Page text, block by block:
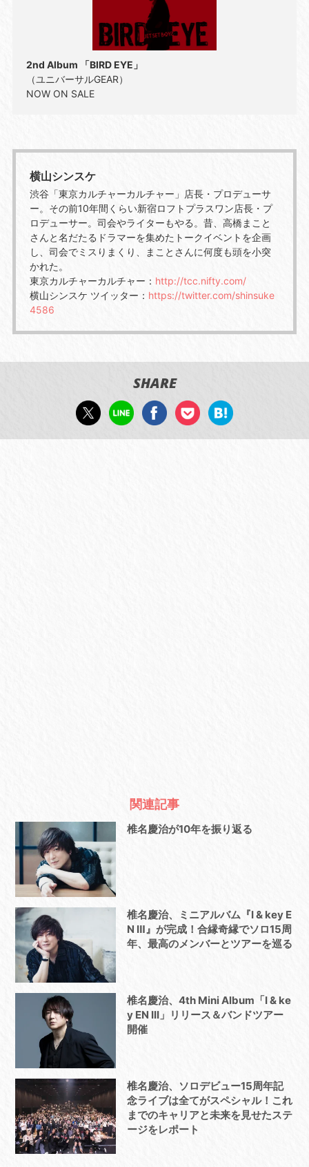
2nd Album 「BIRD EYE」
（ユニバーサルGEAR）
NOW ON SALE
横山シンスケ
渋谷「東京カルチャーカルチャー」店長・プロデューサ
ー。その前10年間くらい新宿ロフトプラスワン店長・プ
ロデューサー。司会やライターもやる。昔、高橋まこと
さんと名だたるドラマーを集めたトークイベントを企画
し、司会でミスりまくり、まことさんに何度も頭を小突
かれた。
東京カルチャーカルチャー： http://tcc.nifty.com/
横山シンスケ ツイッター： https://twitter.com/shinsuke
4586
SHARE
関連記事
椎名慶治が10年を振り返る
椎名慶治、ミニアルバム『I & key E
N Ⅲ』が完成！合縁奇縁でソロ15周
年、最高のメンバーとツアーを巡る
椎名慶治、4th Mini Album「I & ke
y EN III」リリース＆バンドツアー
開催
椎名慶治、ソロデビュー15周年記
念ライブは全てがスペシャル！これ
までのキャリアと未来を見せたステ
ージをレポート